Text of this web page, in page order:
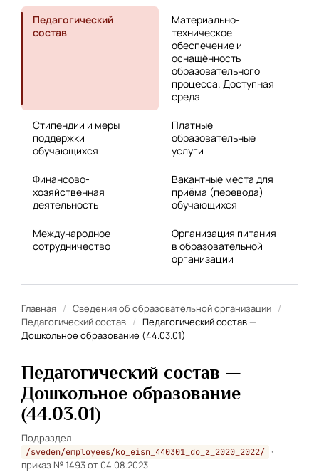
Педагогический
состав
Материально-
техническое
обеспечение и
оснащённость
образовательного
процесса. Доступная
среда
Стипендии и меры
поддержки
обучающихся
Платные
образовательные
услуги
Финансово-
хозяйственная
деятельность
Вакантные места для
приёма (перевода)
обучающихся
Международное
сотрудничество
Организация питания
в образовательной
организации
Главная / Сведения об образовательной организации /
Педагогический состав / Педагогический состав —
Дошкольное образование (44.03.01)
Педагогический состав —
Дошкольное образование
(44.03.01)
Подраздел
/sveden/employees/ko_eisn_440301_do_z_2020_2022/
·
приказ № 1493 от 04.08.2023